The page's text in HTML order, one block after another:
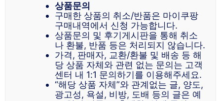
상품문의
구매한 상품의 취소/반품은 마이쿠팡
구매내역에서 신청 가능합니다.
상품문의 및 후기게시판을 통해 취소
나 환불, 반품 등은 처리되지 않습니다.
가격, 판매자, 교환/환불 및 배송 등 해
당 상품 자체와 관련 없는 문의는 고객
센터 내 1:1 문의하기를 이용해주세요.
“해당 상품 자체”와 관계없는 글, 양도,
광고성, 욕설, 비방, 도배 등의 글은 예